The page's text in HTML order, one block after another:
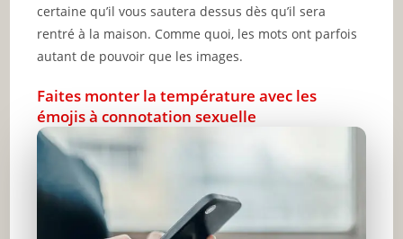
certaine qu’il vous sautera dessus dès qu’il sera
rentré à la maison. Comme quoi, les mots ont parfois
autant de pouvoir que les images.
Faites monter la température avec les
émojis à connotation sexuelle